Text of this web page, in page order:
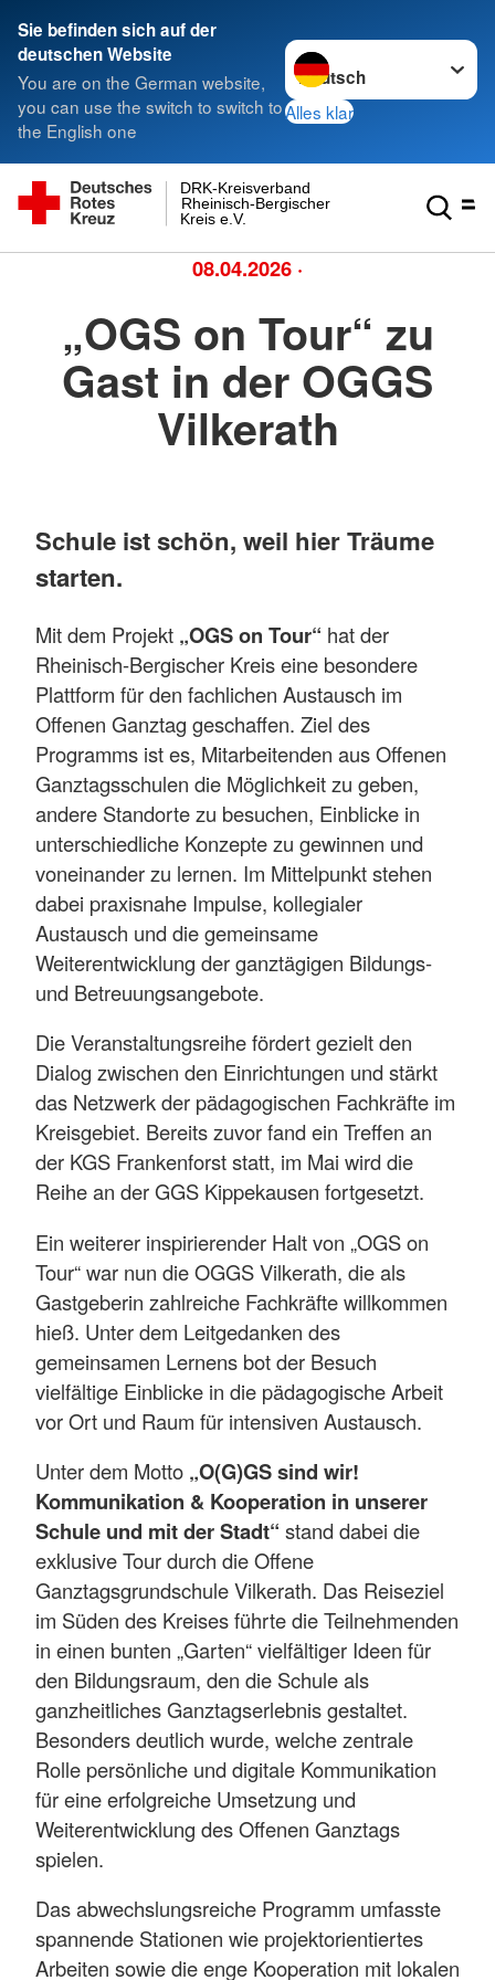
Sie befinden sich auf der
deutschen Website
You are on the German website,
you can use the switch to switch to
the English one
Sprache wechseln zu
Alles klar
Kreis e.V.
Rheinisch-Bergischer
DRK-Kreisverband
08.04.2026 ·
„OGS on Tour“ zu
Gast in der OGGS
Vilkerath
Schule ist schön, weil hier Träume
starten.
Mit dem Projekt „OGS on Tour“ hat der
Rheinisch-Bergischer Kreis eine besondere
Plattform für den fachlichen Austausch im
Offenen Ganztag geschaffen. Ziel des
Programms ist es, Mitarbeitenden aus Offenen
Ganztagsschulen die Möglichkeit zu geben,
andere Standorte zu besuchen, Einblicke in
unterschiedliche Konzepte zu gewinnen und
voneinander zu lernen. Im Mittelpunkt stehen
dabei praxisnahe Impulse, kollegialer
Austausch und die gemeinsame
Weiterentwicklung der ganztägigen Bildungs-
und Betreuungsangebote.
Die Veranstaltungsreihe fördert gezielt den
Dialog zwischen den Einrichtungen und stärkt
das Netzwerk der pädagogischen Fachkräfte im
Kreisgebiet. Bereits zuvor fand ein Treffen an
der KGS Frankenforst statt, im Mai wird die
Reihe an der GGS Kippekausen fortgesetzt.
Ein weiterer inspirierender Halt von „OGS on
Tour“ war nun die OGGS Vilkerath, die als
Gastgeberin zahlreiche Fachkräfte willkommen
hieß. Unter dem Leitgedanken des
gemeinsamen Lernens bot der Besuch
vielfältige Einblicke in die pädagogische Arbeit
vor Ort und Raum für intensiven Austausch.
Unter dem Motto „O(G)GS sind wir!
Kommunikation & Kooperation in unserer
Schule und mit der Stadt“ stand dabei die
exklusive Tour durch die Offene
Ganztagsgrundschule Vilkerath. Das Reiseziel
im Süden des Kreises führte die Teilnehmenden
in einen bunten „Garten“ vielfältiger Ideen für
den Bildungsraum, den die Schule als
ganzheitliches Ganztagserlebnis gestaltet.
Besonders deutlich wurde, welche zentrale
Rolle persönliche und digitale Kommunikation
für eine erfolgreiche Umsetzung und
Weiterentwicklung des Offenen Ganztags
spielen.
Das abwechslungsreiche Programm umfasste
spannende Stationen wie projektorientiertes
Arbeiten sowie die enge Kooperation mit lokalen